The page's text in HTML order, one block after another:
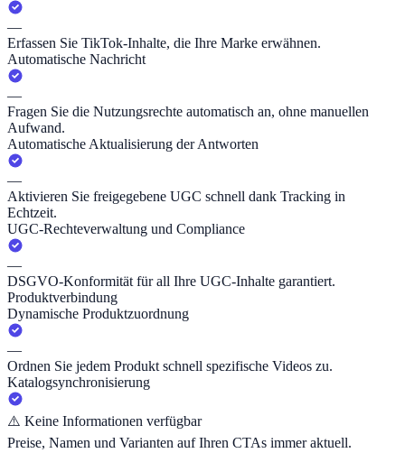
—
Erfassen Sie TikTok-Inhalte, die Ihre Marke erwähnen.
Automatische Nachricht
—
Fragen Sie die Nutzungsrechte automatisch an, ohne manuellen
Aufwand.
Automatische Aktualisierung der Antworten
—
Aktivieren Sie freigegebene UGC schnell dank Tracking in
Echtzeit.
UGC-Rechteverwaltung und Compliance
—
DSGVO-Konformität für all Ihre UGC-Inhalte garantiert.
Produktverbindung
Dynamische Produktzuordnung
—
Ordnen Sie jedem Produkt schnell spezifische Videos zu.
Katalogsynchronisierung
⚠️ Keine Informationen verfügbar
Preise, Namen und Varianten auf Ihren CTAs immer aktuell.